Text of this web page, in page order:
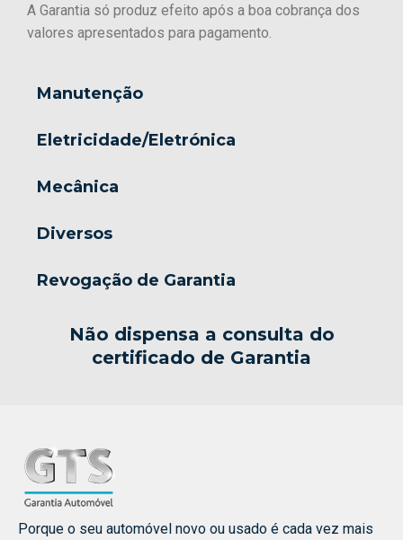
A Garantia só produz efeito após a boa cobrança dos
valores apresentados para pagamento.
Manutenção
Eletricidade/Eletrónica
Mecânica
Diversos
Revogação de Garantia
Não dispensa a consulta do
certificado de Garantia
Porque o seu automóvel novo ou usado é cada vez mais